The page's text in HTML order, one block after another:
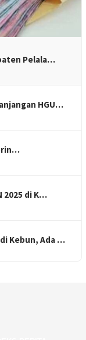
Pelala…
HGU…
2025 di K…
Kebun, Ada …